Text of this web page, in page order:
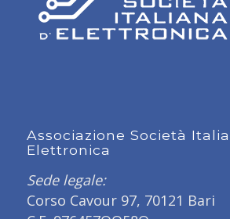
Associazione Società
Elettronica
Sede legale:
Corso Cavour 97, 70121 Bari